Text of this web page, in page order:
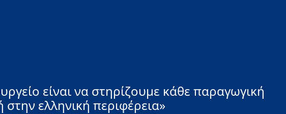
είναι να στηρίζουμε κάθε παραγωγική
ελληνική περιφέρεια»